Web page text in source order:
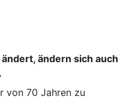
ändern sich auch
von 70 Jahren zu